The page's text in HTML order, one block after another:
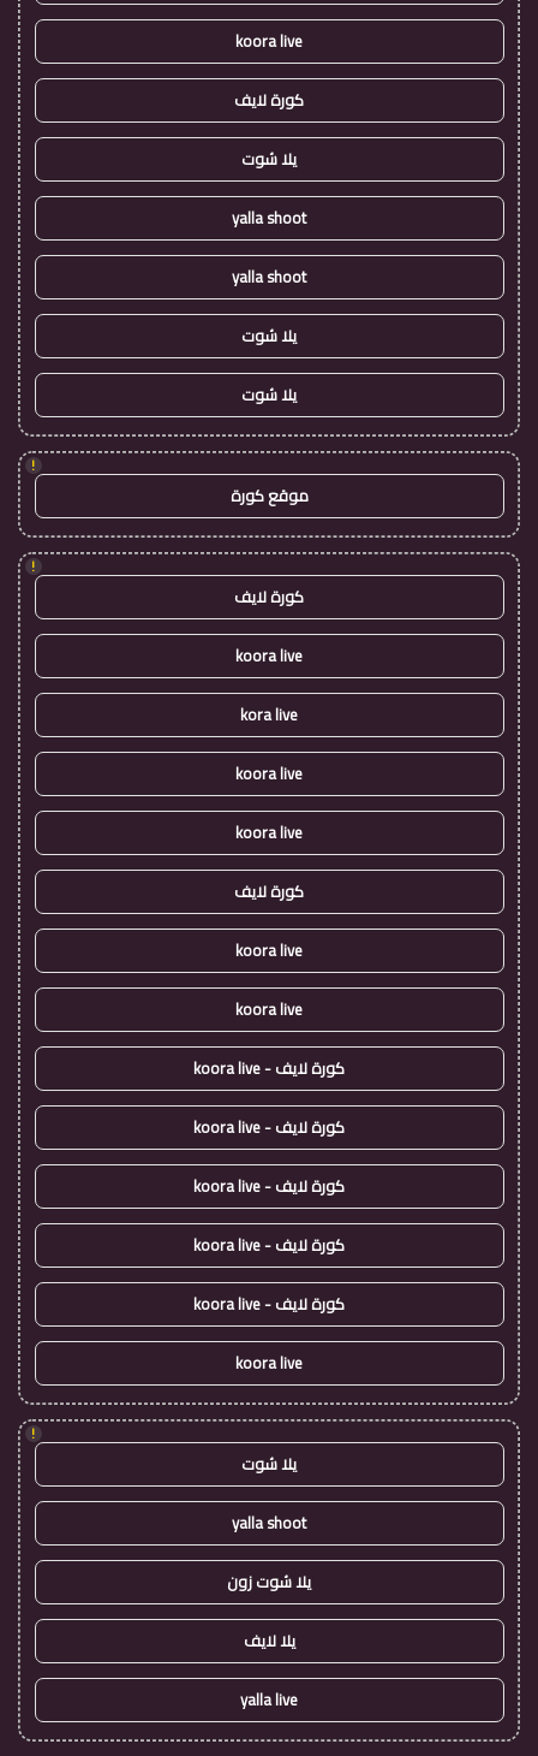
koora live
كورة لايف
يلا شوت
yalla shoot
yalla shoot
يلا شوت
يلا شوت
!
موقع كورة
!
كورة لايف
koora live
kora live
koora live
koora live
كورة لايف
koora live
koora live
كورة لايف - koora live
كورة لايف - koora live
كورة لايف - koora live
كورة لايف - koora live
كورة لايف - koora live
koora live
!
يلا شوت
yalla shoot
يلا شوت زون
يلا لايف
yalla live